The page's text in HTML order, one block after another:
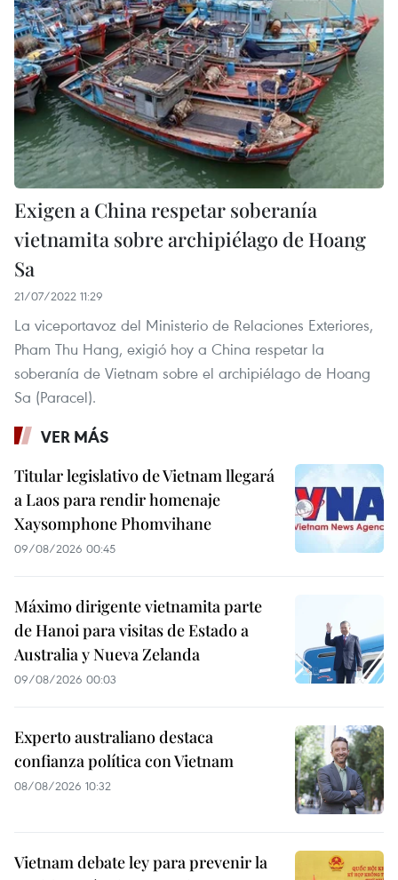
Exigen a China respetar soberanía
vietnamita sobre archipiélago de Hoang
Sa
21/07/2022 11:29
La viceportavoz del Ministerio de Relaciones Exteriores,
Pham Thu Hang, exigió hoy a China respetar la
soberanía de Vietnam sobre el archipiélago de Hoang
Sa (Paracel).
VER MÁS
Titular legislativo de Vietnam llegará
a Laos para rendir homenaje
Xaysomphone Phomvihane
09/08/2026 00:45
Máximo dirigente vietnamita parte
de Hanoi para visitas de Estado a
Australia y Nueva Zelanda
09/08/2026 00:03
Experto australiano destaca
confianza política con Vietnam
08/08/2026 10:32
Vietnam debate ley para prevenir la